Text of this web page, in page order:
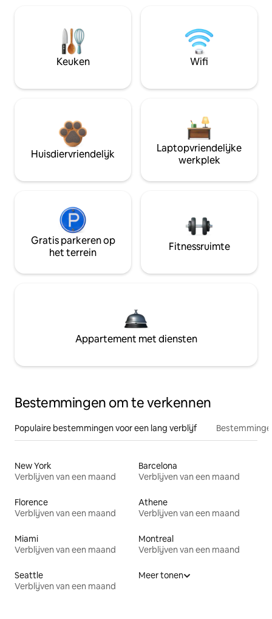
Keuken Wifi
Huisdiervriendelijk
Laptopvriendelijke
werkplek
Gratis parkeren op
het terrein
Fitnessruimte
Appartement met diensten
Bestemmingen om te verkennen
Populaire bestemmingen voor een lang verblijf
New York
Verblijven van een maand
Barcelona
Verblijven van een maand
Florence
Verblijven van een maand
Athene
Verblijven van een maand
Miami
Verblijven van een maand
Montreal
Verblijven van een maand
Seattle
Verblijven van een maand
Meer tonen